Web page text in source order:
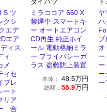
S ツ
クシ
エデ
エア
ィス
ィ
メ
ィセ
ブレ
ト
リア
合
ミラココア 660 X
禁煙車 スマートキ
ー オートエアコン
CD再生 純正ホイ
ール 電動格納ミラ
ー プライバシーガ
ラス 盗難防止装置
本体： 48.5万円
総額： 55.9万円
ヤ
ハ
プ
オ
ー
ー
ー
ー